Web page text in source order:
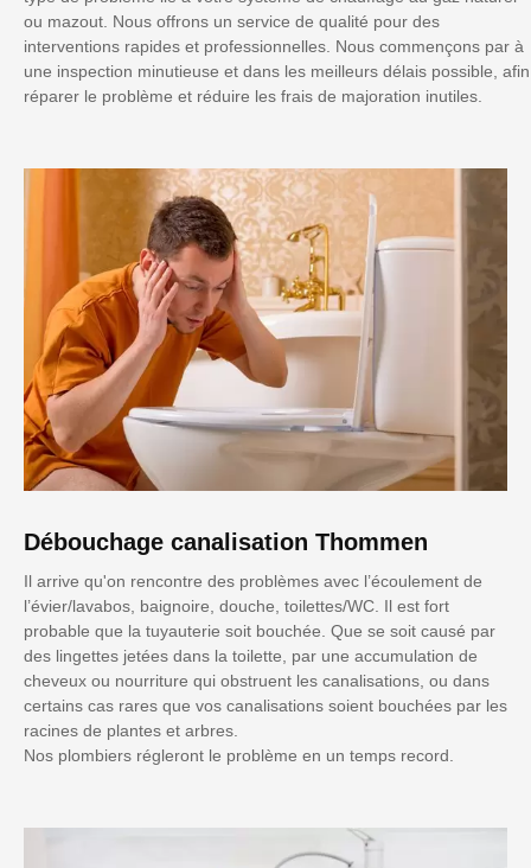
ou mazout. Nous offrons un service de qualité pour des
interventions rapides et professionnelles. Nous commençons par à
une inspection minutieuse et dans les meilleurs délais possible, afin
réparer le problème et réduire les frais de majoration inutiles.
Débouchage canalisation Thommen
Il arrive qu'on rencontre des problèmes avec l’écoulement de
l’évier/lavabos, baignoire, douche, toilettes/WC. Il est fort
probable que la tuyauterie soit bouchée. Que se soit causé par
des lingettes jetées dans la toilette, par une accumulation de
cheveux ou nourriture qui obstruent les canalisations, ou dans
certains cas rares que vos canalisations soient bouchées par les
racines de plantes et arbres.
Nos plombiers régleront le problème en un temps record.